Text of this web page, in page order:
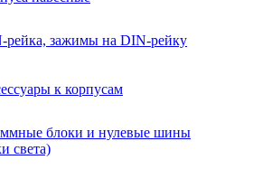
рейка, зажимы на DIN-рейку
к корпусам
блоки и нулевые шины
света)